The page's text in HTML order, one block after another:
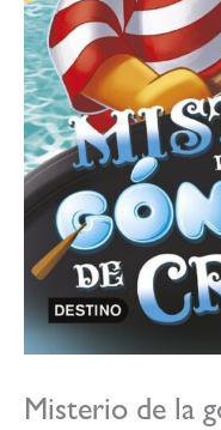
Misterio de la